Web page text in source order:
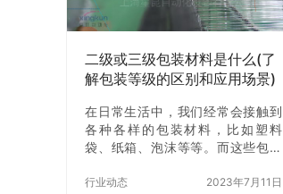
工作原理 佛山玉林全自动纸箱成型
机是一种自动化生产设备，主要由
二级或三级包装材料是什么(了
解包装等级的区别和应用场景)
在日常生活中，我们经常会接触到
各种各样的包装材料，比如塑料
袋、纸箱、泡沫等等。而这些包装
三级包装材料是比较常见的。那
行业动态 2023年7月11日